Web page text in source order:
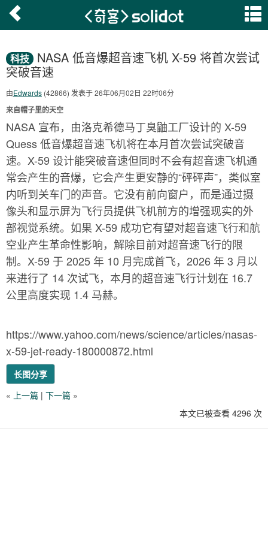
科技
NASA 低音爆超音速飞机 X-59 将首次尝试
突破音速
由Edwards (42866) 发表于 26年06月02日 22时06分
来自帽子里的天空
NASA 宣布，由洛克希德马丁臭鼬工厂设计的 X-59
Quess 低音爆超音速飞机将在本月首次尝试突破音
速。X-59 设计能突破音速但同时不会有超音速飞机通
常会产生的音爆，它会产生更安静的“砰砰声”，类似室
内听到关车门的声音。它没有前向窗户，而是通过摄
像头和显示屏为飞行员提供飞机前方的增强现实的外
部视觉系统。如果 X-59 成功它有望对超音速飞行和航
空业产生革命性影响，解除目前对超音速飞行的限
制。X-59 于 2025 年 10 月完成首飞，2026 年 3 月以
来进行了 14 次试飞，本月的超音速飞行计划在 16.7
公里高度实现 1.4 马赫。
https://www.yahoo.com/news/science/articles/nasas-
x-59-jet-ready-180000872.html
长图分享
« 上一篇 | 下一篇 »
本文已被查看 4296 次